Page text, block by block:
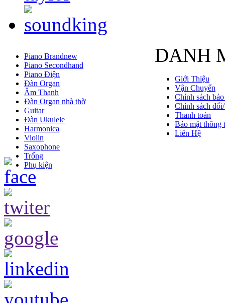
DANH
Piano Brandnew
Piano Secondhand
Piano Điện
Đàn Organ
Âm Thanh
Đàn Organ nhà thờ
Guitar
Đàn Ukulele
Harmonica
Violin
Saxophone
Trống
Phụ kiện
Giới Thiệu
Vận Chuyển
Chính sách
Chính sách
Thanh toán
Bảo mật thông
Liên Hệ